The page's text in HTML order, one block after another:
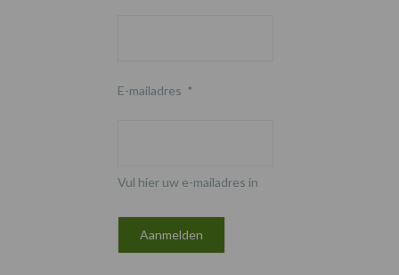
E-mailadres *
Vul hier uw e-mailadres in